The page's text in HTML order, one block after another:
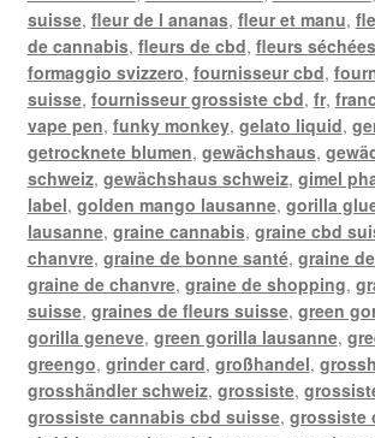
suisse, fleur de l ananas, fleur et manu,
de cannabis, fleurs de cbd, fleurs
formaggio svizzero, fournisseur cbd,
suisse, fournisseur grossiste cbd, fr,
vape pen, funky monkey, gelato liquid,
getrocknete blumen, gewächshaus,
schweiz, gewächshaus schweiz, gimel
label, golden mango lausanne, gorilla
lausanne, graine cannabis, graine cbd
chanvre, graine de bonne santé, graine
graine de chanvre, graine de shopping,
suisse, graines de fleurs suisse, green
gorilla geneve, green gorilla lausanne,
greengo, grinder card, großhandel,
grosshändler schweiz, grossiste,
grossiste cannabis cbd suisse, grossiste